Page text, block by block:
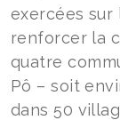
exercées sur
renforcer la
quatre
Pô – soit
dans 50